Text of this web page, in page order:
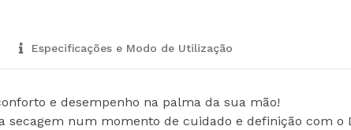
Especificações e Modo de Utilização
e desempenho na palma da sua mão!
secagem num momento de cuidado e definição com o